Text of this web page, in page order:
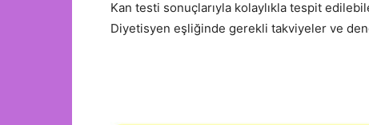
Kan testi sonuçlarıyla kolaylıkla tespit
Diyetisyen eşliğinde gerekli takviyeler ve